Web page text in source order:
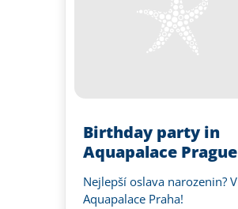
Birthday party in
Aquapalace Prague
Nejlepší oslava narozenin? V
Aquapalace Praha!